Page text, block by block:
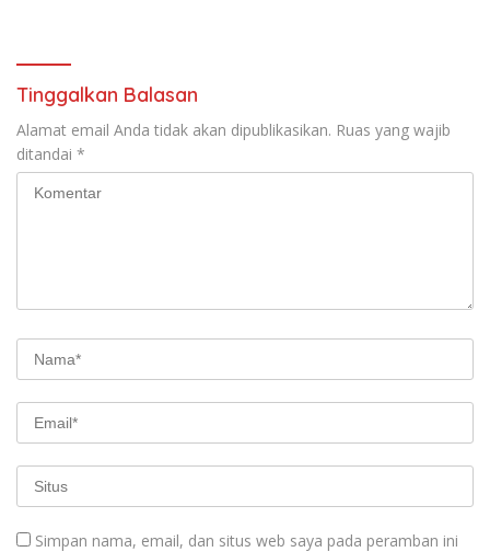
Tinggalkan Balasan
Alamat email Anda tidak akan dipublikasikan. Ruas yang wajib
ditandai *
Simpan nama, email, dan situs web saya pada peramban ini